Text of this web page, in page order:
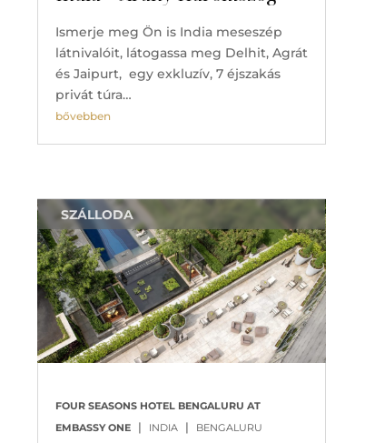
Ismerje meg Ön is India meseszép
látnivalóit, látogassa meg Delhit, Agrát
és Jaipurt, egy exkluzív, 7 éjszakás
privát túra…
bővebben
FOUR SEASONS HOTEL BENGALURU AT
EMBASSY ONE
| INDIA | BENGALURU
SZÁLLODA